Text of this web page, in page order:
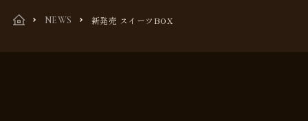
NEWS 新発売 スイーツBOX